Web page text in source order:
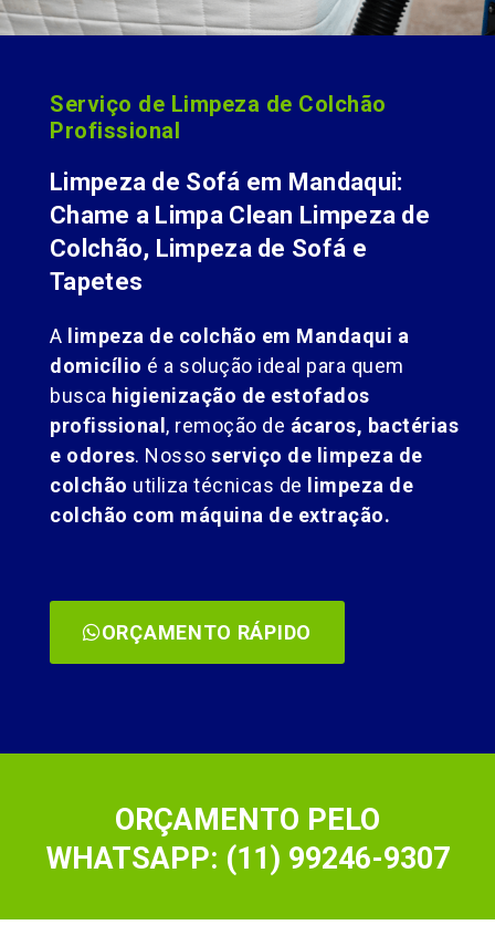
Serviço de Limpeza de Colchão
Profissional
Limpeza de Sofá em Mandaqui:
Chame a Limpa Clean Limpeza de
Colchão, Limpeza de Sofá e
Tapetes
A limpeza de colchão em Mandaqui a
domicílio é a solução ideal para quem
busca higienização de estofados
profissional, remoção de ácaros, bactérias
e odores. Nosso serviço de limpeza de
colchão utiliza técnicas de limpeza de
colchão com máquina de extração.
ORÇAMENTO RÁPIDO
ORÇAMENTO PELO
WHATSAPP: (11) 99246-9307